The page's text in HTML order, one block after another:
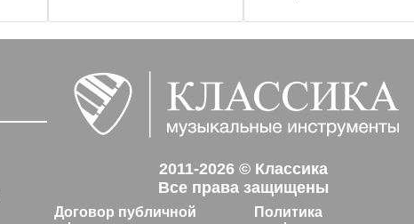
2011-2026 © Классика
Все права защищены
Договор публичной
Политика